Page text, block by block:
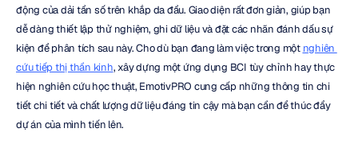
động của dải tần số trên khắp da đầu. Giao diện rất đơn giản, giúp bạn
dễ dàng thiết lập thử nghiệm, ghi dữ liệu và đặt các nhãn đánh dấu sự
kiện để phân tích sau này. Cho dù bạn đang làm việc trong một nghiên
cứu tiếp thị thần kinh, xây dựng một ứng dụng BCI tùy chỉnh hay thực
hiện nghiên cứu học thuật, EmotivPRO cung cấp những thông tin chi
tiết chi tiết và chất lượng dữ liệu đáng tin cậy mà bạn cần để thúc đẩy
dự án của mình tiến lên.